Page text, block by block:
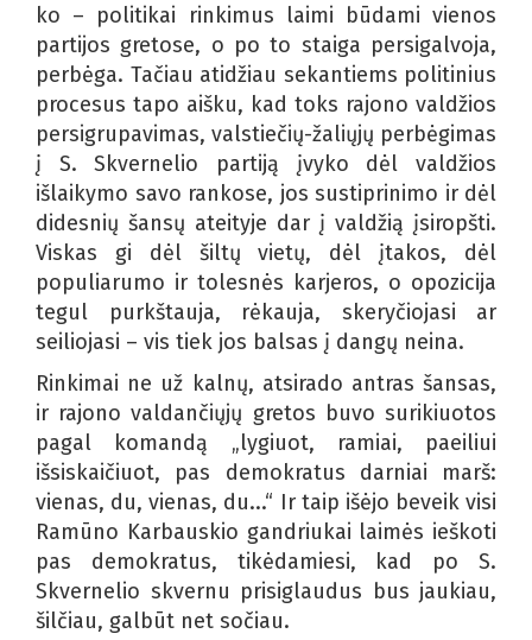
ko – politikai rinkimus laimi būdami vienos
partijos gretose, o po to staiga persigalvoja,
perbėga. Tačiau atidžiau sekantiems politinius
procesus tapo aišku, kad toks rajono valdžios
persigrupavimas, valstiečių-žaliųjų perbėgimas
į S. Skvernelio partiją įvyko dėl valdžios
išlaikymo savo rankose, jos sustiprinimo ir dėl
didesnių šansų ateityje dar į valdžią įsiropšti.
Viskas gi dėl šiltų vietų, dėl įtakos, dėl
populiarumo ir tolesnės karjeros, o opozicija
tegul purkštauja, rėkauja, skeryčiojasi ar
seiliojasi – vis tiek jos balsas į dangų neina.
Rinkimai ne už kalnų, atsirado antras šansas,
ir rajono valdančiųjų gretos buvo surikiuotos
pagal komandą „lygiuot, ramiai, paeiliui
išsiskaičiuot, pas demokratus darniai marš:
vienas, du, vienas, du...“ Ir taip išėjo beveik visi
Ramūno Karbauskio gandriukai laimės ieškoti
pas demokratus, tikėdamiesi, kad po S.
Skvernelio skvernu prisiglaudus bus jaukiau,
šilčiau, galbūt net sočiau.